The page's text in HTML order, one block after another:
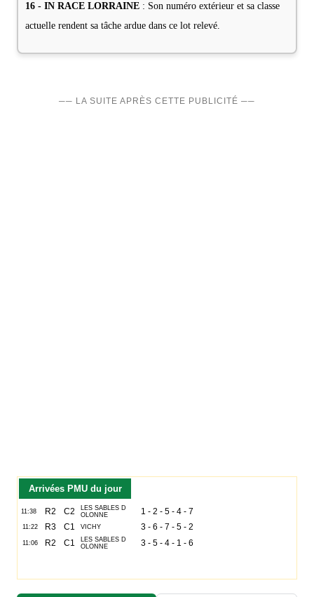
16 - IN RACE LORRAINE : Son numéro extérieur et sa classe
actuelle rendent sa tâche ardue dans ce lot relevé.
── LA SUITE APRÈS CETTE PUBLICITÉ ──
Arrivées PMU du jour